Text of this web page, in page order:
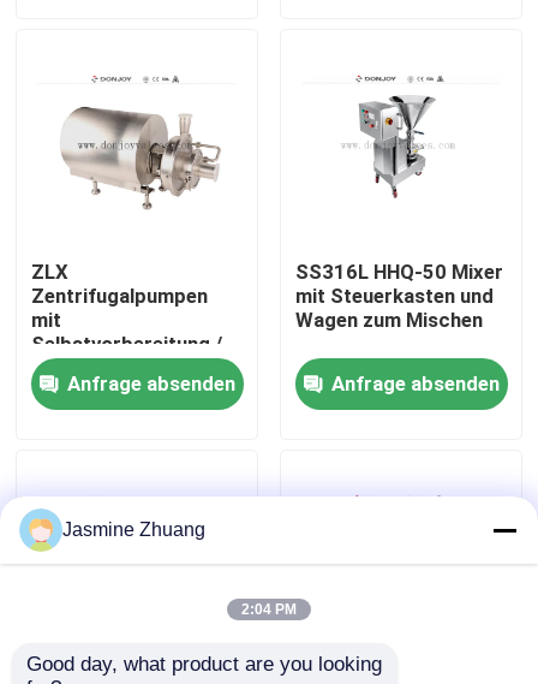
Videos
Werksbesichtigung
Qualitätskontrolle
Neuigkeiten
Gesundheitliches Membranventil
ZLX
Zentrifugalpumpen
mit
Selbstvorbereitung /
Donjoy-ZLX-35-1
Anfrage absenden
SS316L HHQ-50 Mixer
mit Steuerkasten und
Wagen zum Mischen
Anfrage absenden
Jasmine Zhuang
2:04 PM
Good day, what product are you looking